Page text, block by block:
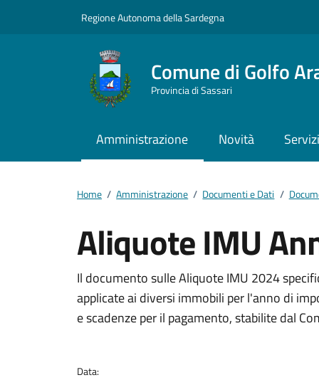
Regione Autonoma della Sardegna
Comune di Golfo
Provincia di Sassari
Amministrazione Novità Servizi
Home / Amministrazione / Documenti e Dati /
Aliquote IMU
Dettagli del
Il documento sulle Aliquote IMU 2024
applicate ai diversi immobili per l'anno di
e scadenze per il pagamento, stabilite dal
Data: